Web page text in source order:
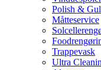
Polish &
Måtteservice
Trappevask
Ultra